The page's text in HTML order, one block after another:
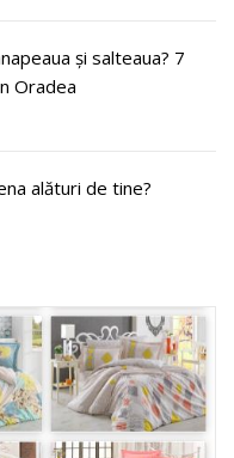
și salteaua? 7
Oradea
alături de tine?